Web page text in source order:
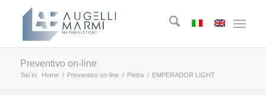
Preventivo on-line
Sei in: Home / Preventivo on-line / Pietra / EMPERADOR LIGHT